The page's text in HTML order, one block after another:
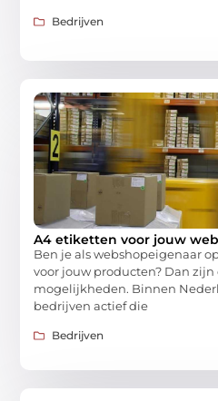
Bedrijven
A4 etiketten voor jouw
Ben je als webshopeigenaar
voor jouw producten? Dan
mogelijkheden. Binnen
bedrijven actief die
Bedrijven